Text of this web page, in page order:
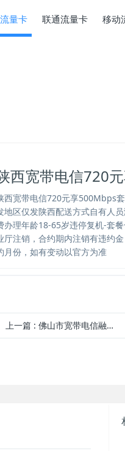
量卡 联通流量卡 移动
西宽带电信720
西宽带电信720元享500Mbps
地区仅发陕西配送方式自有人
办理年龄18-65岁违停复机-套
厅注销，合约期内注销有违约
月份，如有变动以官方为准
上一篇: 佛山市宽带电信融合99元月享100G+300分钟+200Mbps